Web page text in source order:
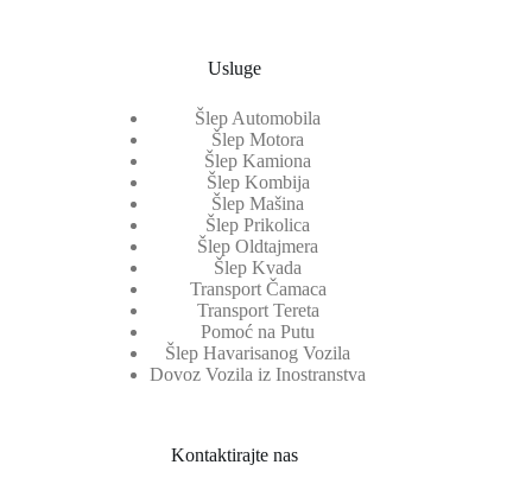
Usluge
Šlep Automobila
Šlep Motora
Šlep Kamiona
Šlep Kombija
Šlep Mašina
Šlep Prikolica
Šlep Oldtajmera
Šlep Kvada
Transport Čamaca
Transport Tereta
Pomoć na Putu
Šlep Havarisanog Vozila
Dovoz Vozila iz Inostranstva
Kontaktirajte nas